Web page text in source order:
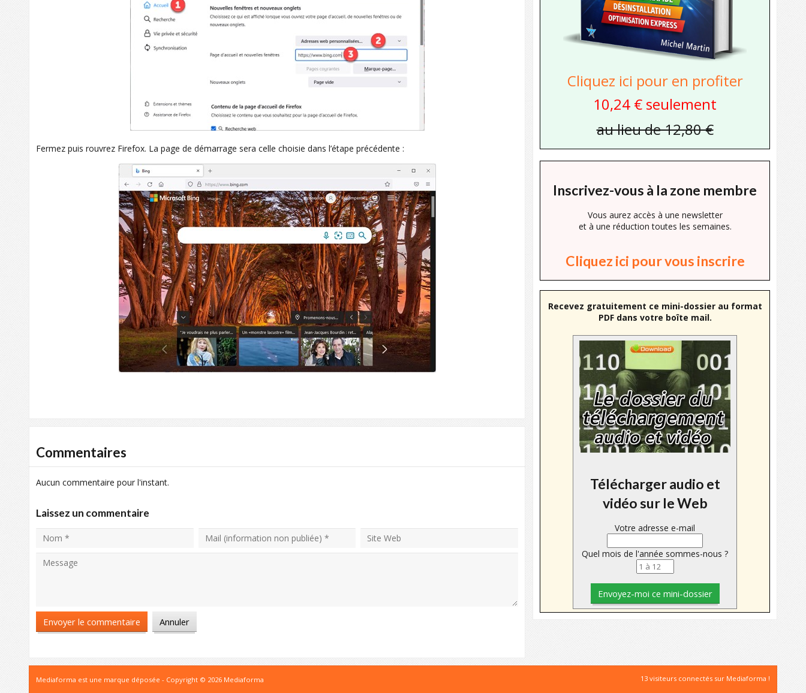
Fermez puis rouvrez Firefox. La page de démarrage sera celle choisie dans l’étape précédente :
Commentaires
Aucun commentaire pour l'instant.
Laissez un commentaire
Cliquez ici pour en profiter
10,24 € seulement
au lieu de 12,80 €
Inscrivez-vous à la zone membre
Vous aurez accès à une newsletter
et à une réduction toutes les semaines.
Cliquez ici pour vous inscrire
Recevez gratuitement ce mini-dossier au format
PDF dans votre boîte mail.
Télécharger audio et
vidéo sur le Web
Votre adresse e-mail
Quel mois de l'année sommes-nous ?
Mediaforma est une marque déposée - Copyright © 2026 Mediaforma 13 visiteurs connectés sur Mediaforma !